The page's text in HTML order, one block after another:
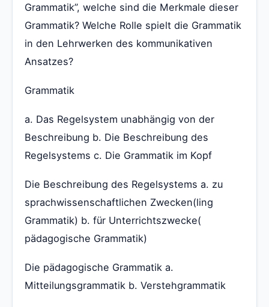
Grammatik”, welche sind die Merkmale dieser
Grammatik? Welche Rolle spielt die Grammatik
in den Lehrwerken des kommunikativen
Ansatzes?
Grammatik
a. Das Regelsystem unabhängig von der
Beschreibung b. Die Beschreibung des
Regelsystems c. Die Grammatik im Kopf
Die Beschreibung des Regelsystems a. zu
sprachwissenschaftlichen Zwecken(ling
Grammatik) b. für Unterrichtszwecke(
pädagogische Grammatik)
Die pädagogische Grammatik a.
Mitteilungsgrammatik b. Verstehgrammatik